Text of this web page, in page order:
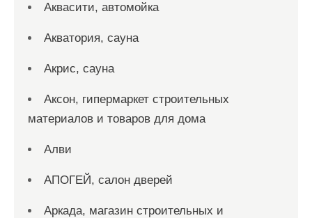
Аквасити, автомойка
Акватория, сауна
Акрис, сауна
Аксон, гипермаркет строительных
материалов и товаров для дома
Алви
АПОГЕЙ, салон дверей
Аркада, магазин строительных и